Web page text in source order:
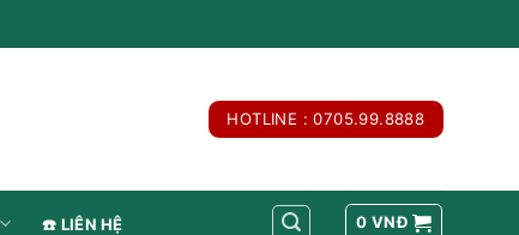
HOTLINE : 0705.99.8888
☎️ LIÊN HỆ 0 VNĐ